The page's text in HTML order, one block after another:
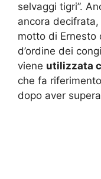
selvaggi tigri”.
ancora
motto di Ernesto
d’ordine dei
viene utilizzata
che fa
dopo aver